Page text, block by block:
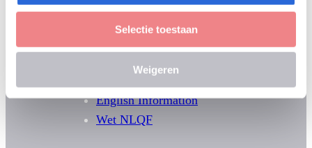
Selectie toestaan
Weigeren
English Information
Wet NLQF